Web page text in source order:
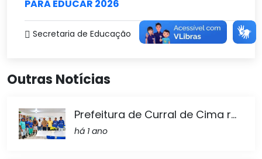
PARA EDUCAR 2026
Secretaria de Educação
Outras Notícias
Prefeitura de Curral de Cima r...
há 1 ano